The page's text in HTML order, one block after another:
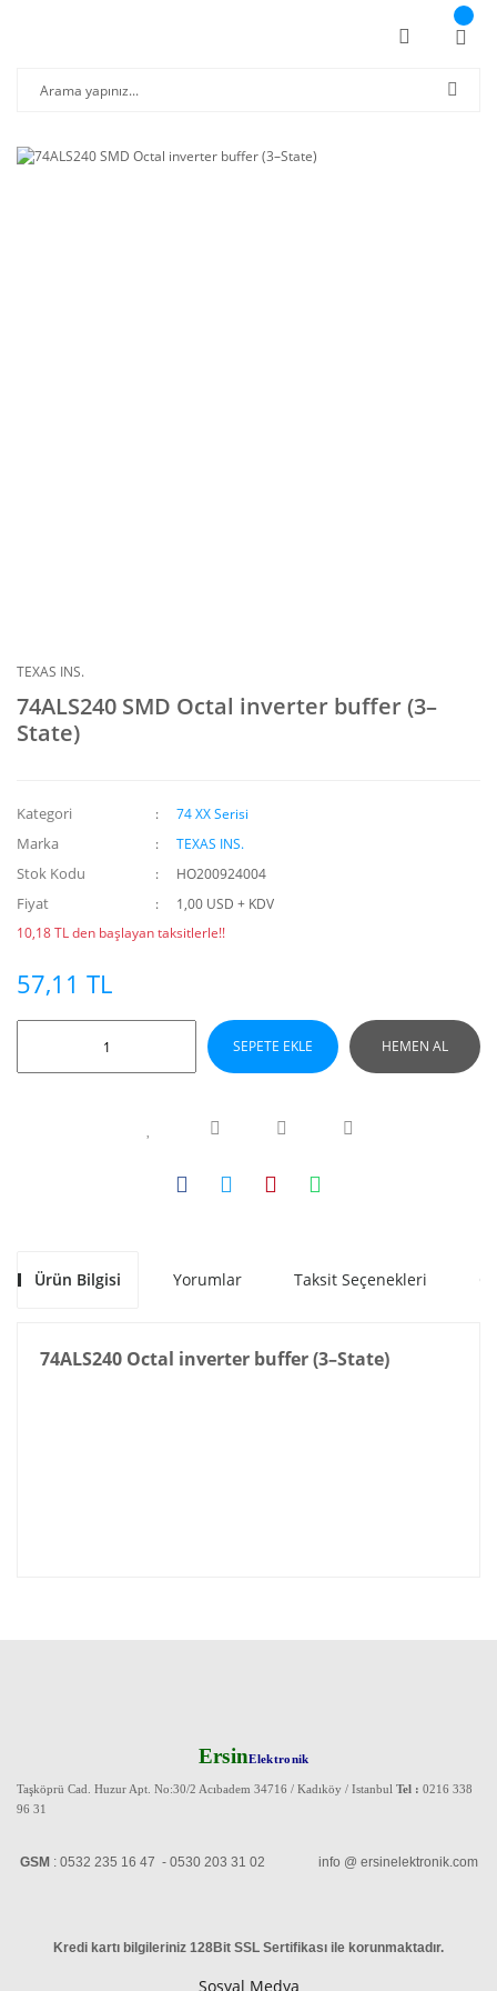
TEXAS INS.
74ALS240 SMD Octal inverter buffer (3–
State)
Kategori 74 XX Serisi
Marka TEXAS INS.
Stok Kodu HO200924004
Fiyat
1,00 USD + KDV
10,18 TL den başlayan taksitlerle!!
57,11 TL
SEPETE EKLE HEMEN AL
Ürün Bilgisi Yorumlar Taksit Seçenekleri
74ALS240 Octal inverter buffer (3–State)
ErsinElektronik
Taşköprü Cad. Huzur Apt. No:30/2 Acıbadem 34716 / Kadıköy / Istanbul Tel : 0216 338
96 31
GSM : 0532 235 16 47 - 0530 203 31 02 info @ ersinelektronik.com
Kredi kartı bilgileriniz 128Bit SSL Sertifikası ile korunmaktadır.
Sosyal Medya